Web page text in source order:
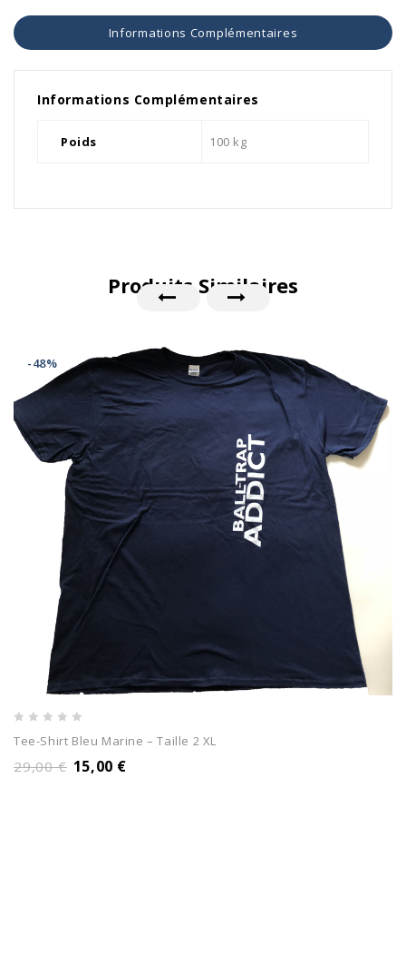
Informations Complémentaires
Informations Complémentaires
Poids 100 kg
Produits Similaires
-48%
out
of
Tee-Shirt Bleu Marine – Taille 2 XL
29,00€ 15,00 €